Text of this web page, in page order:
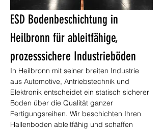
ESD Bodenbeschichtung in
Heilbronn für ableitfähige,
prozesssichere Industrieböden
In Heilbronn mit seiner breiten Industrie
aus Automotive, Antriebstechnik und
Elektronik entscheidet ein statisch sicherer
Boden über die Qualität ganzer
Fertigungsreihen. Wir beschichten Ihren
Hallenboden ableitfähig und schaffen